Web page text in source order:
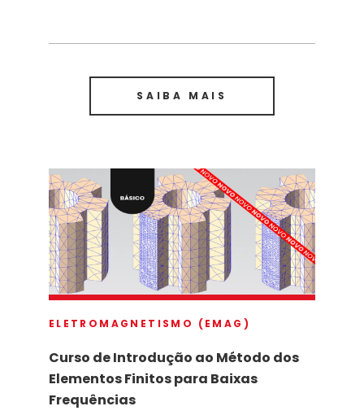
SAIBA MAIS
ELETROMAGNETISMO (EMAG)
Curso de Introdução ao Método dos
Elementos Finitos para Baixas
Frequências